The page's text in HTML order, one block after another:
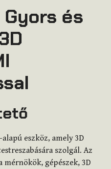
és
eszköz, amely 3D
szolgál. Az
mérnökök, gépészek, 3D